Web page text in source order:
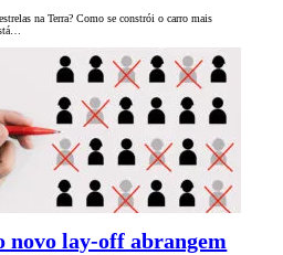
na Terra? Como se constrói o carro mais
novo lay-off abrangem